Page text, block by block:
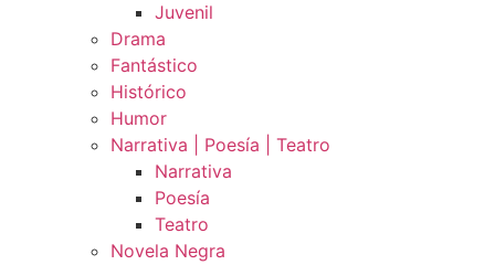
Juvenil
Drama
Fantástico
Histórico
Humor
Narrativa | Poesía | Teatro
Narrativa
Poesía
Teatro
Novela Negra